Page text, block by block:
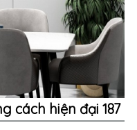
cách hiện đại 187